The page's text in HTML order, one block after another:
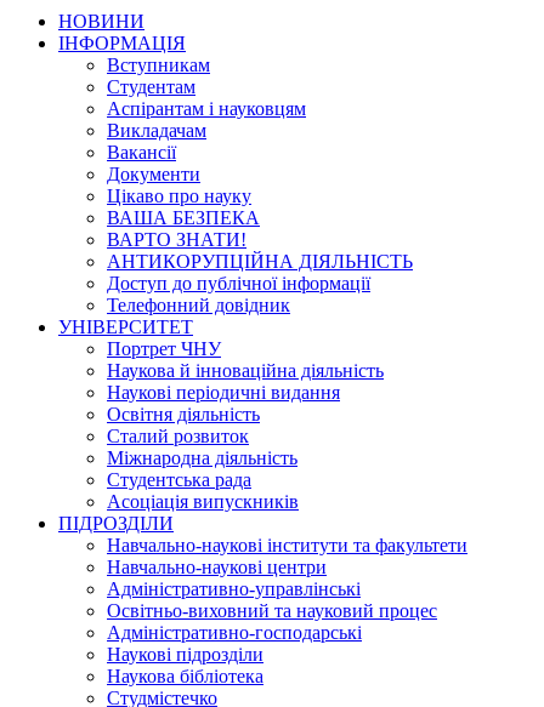
НОВИНИ
ІНФОРМАЦІЯ
Вступникам
Студентам
Аспірантам і науковцям
Викладачам
Вакансії
Документи
Цікаво про науку
ВАША БЕЗПЕКА
ВАРТО ЗНАТИ!
АНТИКОРУПЦІЙНА ДІЯЛЬНІСТЬ
Доступ до публічної інформації
Телефонний довідник
УНІВЕРСИТЕТ
Портрет ЧНУ
Наукова й інноваційна діяльність
Наукові періодичні видання
Освітня діяльність
Сталий розвиток
Міжнародна діяльність
Студентська рада
Асоціація випускників
ПІДРОЗДІЛИ
Навчально-наукові інститути та факультети
Навчально-наукові центри
Адміністративно-управлінські
Освітньо-виховний та науковий процес
Адміністративно-господарські
Наукові підрозділи
Наукова бібліотека
Студмістечко